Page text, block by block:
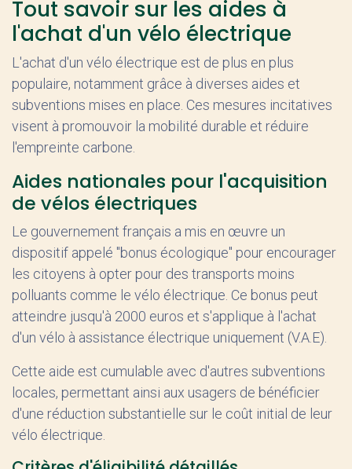
Tout savoir sur les aides à
l'achat d'un vélo électrique
L'achat d'un vélo électrique est de plus en plus
populaire, notamment grâce à diverses aides et
subventions mises en place. Ces mesures incitatives
visent à promouvoir la mobilité durable et réduire
l'empreinte carbone.
Aides nationales pour l'acquisition
de vélos électriques
Le gouvernement français a mis en œuvre un
dispositif appelé "bonus écologique" pour encourager
les citoyens à opter pour des transports moins
polluants comme le vélo électrique. Ce bonus peut
atteindre jusqu'à 2000 euros et s'applique à l'achat
d'un vélo à assistance électrique uniquement (V.A.E).
Cette aide est cumulable avec d'autres subventions
locales, permettant ainsi aux usagers de bénéficier
d'une réduction substantielle sur le coût initial de leur
vélo électrique.